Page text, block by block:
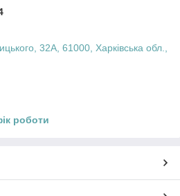
32А, 61000, Харківська обл.,
роботи